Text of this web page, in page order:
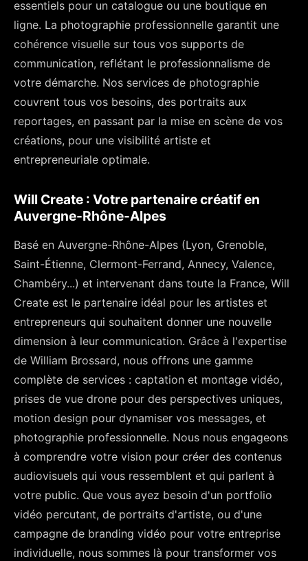
essentiels pour un catalogue ou une boutique en
ligne. La photographie professionnelle garantit une
cohérence visuelle sur tous vos supports de
communication, reflétant le professionnalisme de
votre démarche. Nos services de photographie
couvrent tous vos besoins, des portraits aux
reportages, en passant par la mise en scène de vos
créations, pour une visibilité artiste et
entrepreneuriale optimale.
Will Create : Votre partenaire créatif en
Auvergne-Rhône-Alpes
Basé en Auvergne-Rhône-Alpes (Lyon, Grenoble,
Saint-Étienne, Clermont-Ferrand, Annecy, Valence,
Chambéry...) et intervenant dans toute la France, Will
Create est le partenaire idéal pour les artistes et
entrepreneurs qui souhaitent donner une nouvelle
dimension à leur communication. Grâce à l'expertise
de William Brossard, nous offrons une gamme
complète de services : captation et montage vidéo,
prises de vue drone pour des perspectives uniques,
motion design pour dynamiser vos messages, et
photographie professionnelle. Nous nous engageons
à comprendre votre vision pour créer des contenus
audiovisuels qui vous ressemblent et qui parlent à
votre public. Que vous ayez besoin d'un portfolio
vidéo percutant, de portraits d'artiste, ou d'une
campagne de branding vidéo pour votre entreprise
individuelle, nous sommes là pour transformer vos